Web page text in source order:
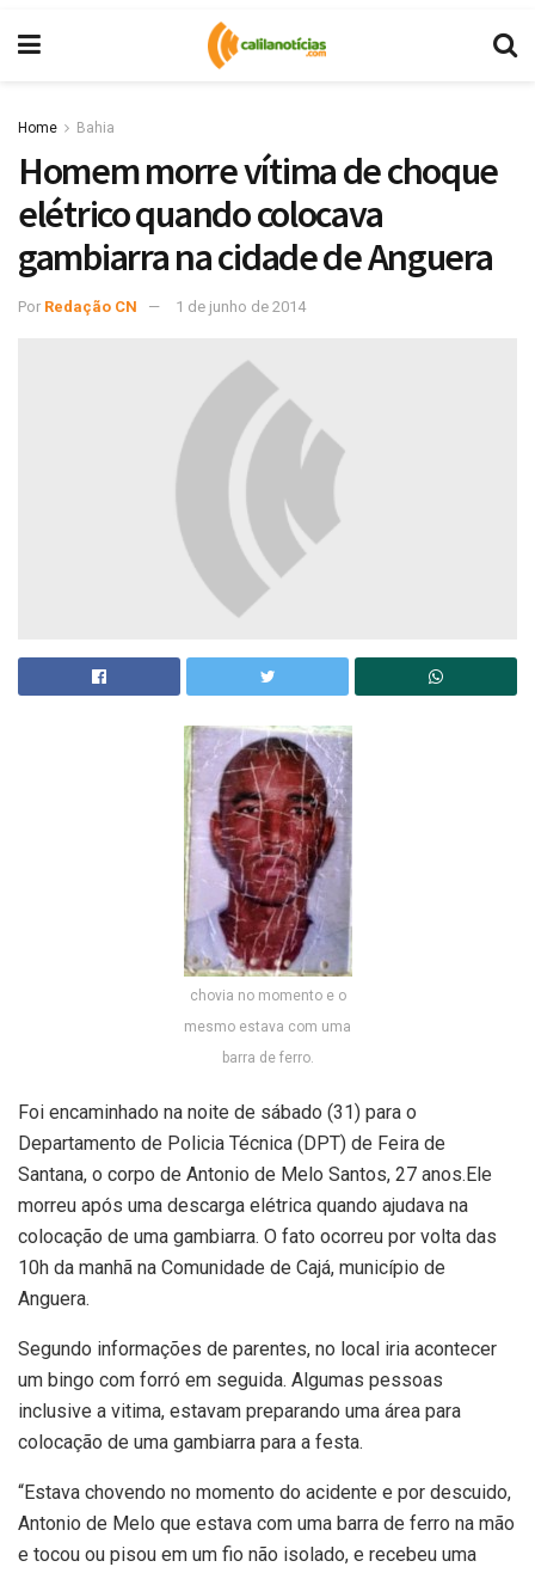
Home Bahia
Homem morre vítima de choque
elétrico quando colocava
gambiarra na cidade de Anguera
Por Redação CN 1 de junho de 2014
chovia no momento e o
mesmo estava com uma
barra de ferro.
Foi encaminhado na noite de sábado (31) para o
Departamento de Policia Técnica (DPT) de Feira de
Santana, o corpo de Antonio de Melo Santos, 27 anos.Ele
morreu após uma descarga elétrica quando ajudava na
colocação de uma gambiarra. O fato ocorreu por volta das
10h da manhã na Comunidade de Cajá, município de
Anguera.
Segundo informações de parentes, no local iria acontecer
um bingo com forró em seguida. Algumas pessoas
inclusive a vitima, estavam preparando uma área para
colocação de uma gambiarra para a festa.
“Estava chovendo no momento do acidente e por descuido,
Antonio de Melo que estava com uma barra de ferro na mão
e tocou ou pisou em um fio não isolado, e recebeu uma